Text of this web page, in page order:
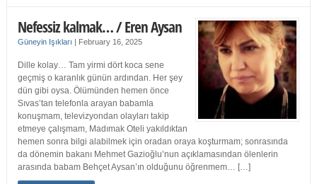
Nefessiz kalmak… / Eren Aysan
Güneyin Işıkları | February 16, 2025
Dille kolay… Tam yirmi dört koca sene
geçmiş o karanlık günün ardından. Her şey
dün gibi oysa. Ölümünden hemen önce
Sıvas’tan telefonla arayan babamla
konuşmam, televizyondan olayları takip
etmeye çalışmam, Madımak Oteli yakıldıktan
hemen sonra bilgi alabilmek için oradan oraya koşturmam; sonrasında
da dönemin bakanı Mehmet Gazioğlu’nun açıklamasından ölenlerin
arasında babam Behçet Aysan’ın olduğunu öğrenmem… […]